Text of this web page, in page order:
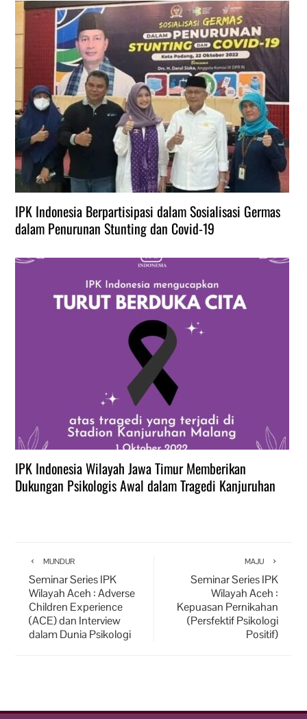
IPK Indonesia Berpartisipasi dalam Sosialisasi Germas
dalam Penurunan Stunting dan Covid-19
IPK Indonesia Wilayah Jawa Timur Memberikan
Dukungan Psikologis Awal dalam Tragedi Kanjuruhan
MUNDUR
Seminar Series IPK
Wilayah Aceh : Adverse
Children Experience
(ACE) dan Interview
dalam Dunia Psikologi
MAJU
Seminar Series IPK
Wilayah Aceh :
Kepuasan Pernikahan
(Persfektif Psikologi
Positif)